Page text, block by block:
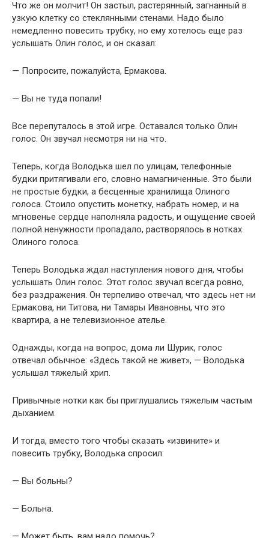
Что же он молчит! Он застыл, растерянный, загнанный в
узкую клетку со стеклянными стенами. Надо было
немедленно повесить трубку, но ему хотелось еще раз
услышать Олин голос, и он сказал:
— Попросите, пожалуйста, Ермакова.
— Вы не туда попали!
Все перепуталось в этой игре. Оставался только Олин
голос. Он звучал несмотря ни на что.
Теперь, когда Володька шел по улицам, телефонные
будки притягивали его, словно намагниченные. Это были
не простые будки, а бесценные хранилища Олиного
голоса. Стоило опустить монетку, набрать номер, и на
мгновенье сердце наполняла радость, и ощущение своей
полной ненужности пропадало, растворялось в нотках
Олиного голоса.
Теперь Володька ждал наступления нового дня, чтобы
услышать Олин голос. Этот голос звучал всегда ровно,
без раздражения. Он терпеливо отвечал, что здесь нет ни
Ермакова, ни Титова, ни Тамары Ивановны, что это
квартира, а не телевизионное ателье.
Однажды, когда на вопрос, дома ли Шурик, голос
отвечал обычное: «Здесь такой не живет», — Володька
услышал тяжелый хрип.
Привычные нотки как бы приглушались тяжелым частым
дыханием.
И тогда, вместо того чтобы сказать «извините» и
повесить трубку, Володька спросил:
— Вы больны?
— Больна.